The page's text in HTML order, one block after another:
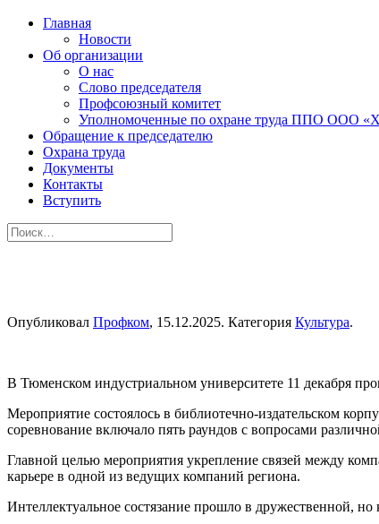
Главная
Новости
Об организации
О нас
Слово председателя
Профсоюзный комитет
Уполномоченные по охране труда ППО ООО
Обращение к председателю
Охрана труда
Документы
Контакты
Вступить
Опубликовал Профком, 15.12.2025. Категория Культура.
В Тюменском индустриальном университете 11 декабря
Мероприятие состоялось в библиотечно-издательском
соревнование включало пять раундов с вопросами
Главной целью мероприятия укрепление связей между
карьере в одной из ведущих компаний региона.
Интеллектуальное состязание прошло в дружественной,